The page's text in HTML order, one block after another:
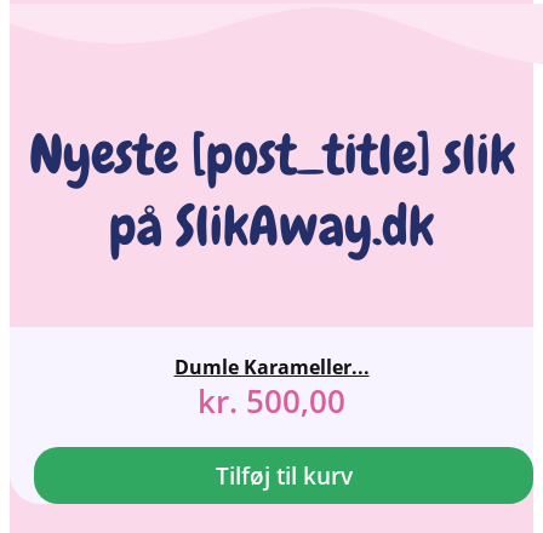
Nyeste [post_title] slik
på SlikAway.dk
Dumle Karameller...
kr. 500,00
Tilføj til kurv